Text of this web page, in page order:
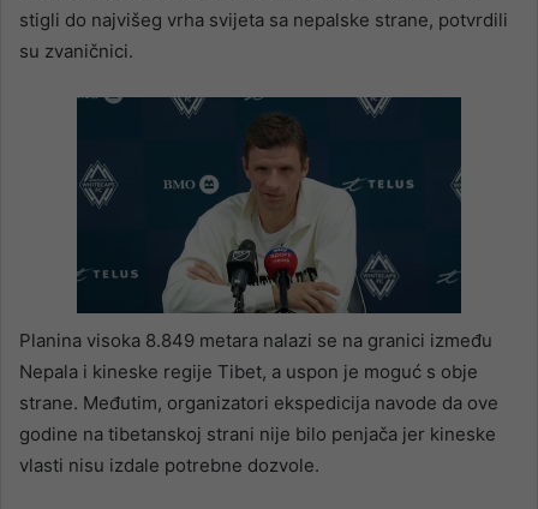
stigli do najvišeg vrha svijeta sa nepalske strane, potvrdili
su zvaničnici.
Planina visoka 8.849 metara nalazi se na granici između
Nepala i kineske regije Tibet, a uspon je moguć s obje
strane. Međutim, organizatori ekspedicija navode da ove
godine na tibetanskoj strani nije bilo penjača jer kineske
vlasti nisu izdale potrebne dozvole.